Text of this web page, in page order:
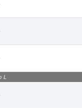
Round :: World Cup Qualification UEFA 1st Round Group L